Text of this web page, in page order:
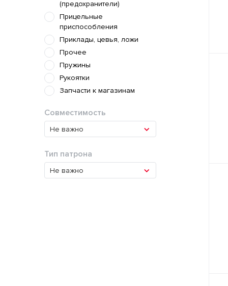
(предохранители)
Прицельные
приспособления
Приклады, цевья, ложи
Прочее
Пружины
Рукоятки
Запчасти к магазинам
Совместимость
Не важно
Тип патрона
Не важно